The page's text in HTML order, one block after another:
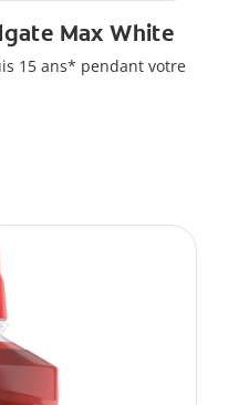
Max White
15 ans* pendant votre